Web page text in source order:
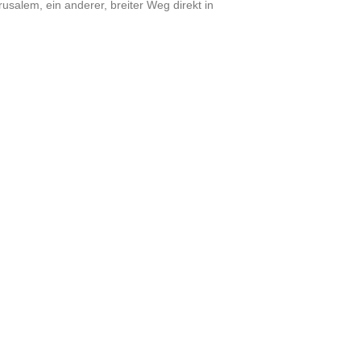
ein anderer, breiter Weg direkt in